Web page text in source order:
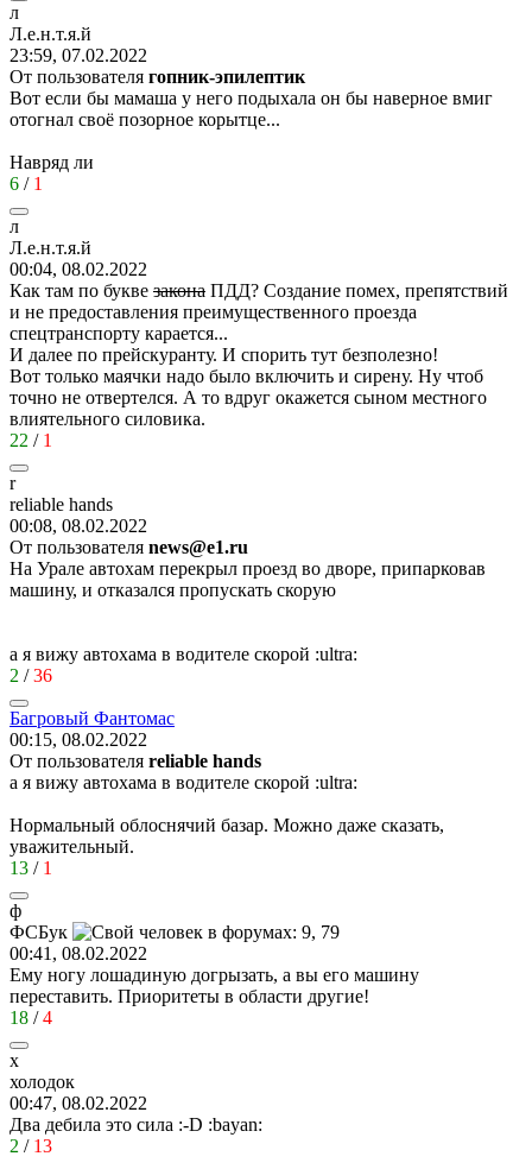
л
Л.е.н.т.я.й
23:59, 07.02.2022
От пользователя гопник-эпилептик
Вот если бы мамаша у него подыхала он бы наверное вмиг
отогнал своё позорное корытце...
Навряд ли
6 / 1
л
Л.е.н.т.я.й
00:04, 08.02.2022
Как там по букве закона ПДД? Создание помех, препятствий
и не предоставления преимущественного проезда
спецтранспорту карается...
И далее по прейскуранту. И спорить тут безполезно!
Вот только маячки надо было включить и сирену. Ну чтоб
точно не отвертелся. А то вдруг окажется сыном местного
влиятельного силовика.
22 / 1
r
reliable hands
00:08, 08.02.2022
От пользователя news@e1.ru
На Урале автохам перекрыл проезд во дворе, припарковав
машину, и отказался пропускать скорую
а я вижу автохама в водителе скорой :ultra:
2 /36
Багровый Фантомас
00:15, 08.02.2022
От пользователя reliable hands
а я вижу автохама в водителе скорой :ultra:
Нормальный облоснячий базар. Можно даже сказать,
уважительный.
13 / 1
ф
ФСБук
00:41, 08.02.2022
Ему ногу лошадиную догрызать, а вы его машину
переставить. Приоритеты в области другие!
18 /4
х
холодок
00:47, 08.02.2022
Два дебила это сила :-D :bayan:
2 / 13